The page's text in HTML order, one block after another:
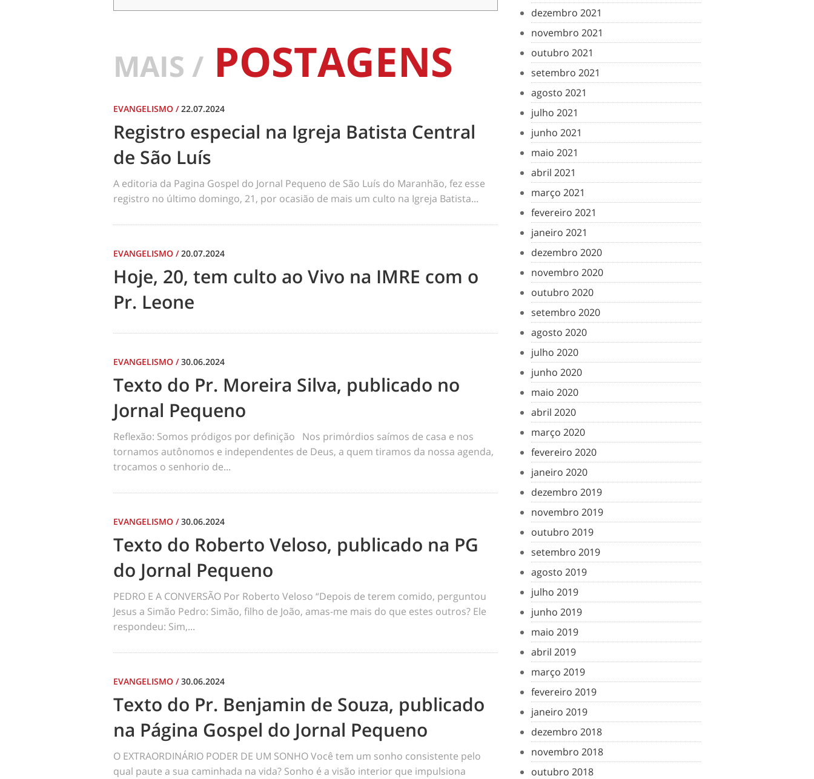
MAIS / POSTAGENS
EVANGELISMO /22.07.2024
Registro especial na Igreja Batista Central
de São Luís
A editoria da Pagina Gospel do Jornal Pequeno de São Luís do Maranhão, fez esse
registro no último domingo, 21, por ocasião de mais um culto na Igreja Batista...
EVANGELISMO /20.07.2024
Hoje, 20, tem culto ao Vivo na IMRE com o
Pr. Leone
EVANGELISMO /30.06.2024
Texto do Pr. Moreira Silva, publicado no
Jornal Pequeno
Reflexão: Somos pródigos por definição Nos primórdios saímos de casa e nos
tornamos autônomos e independentes de Deus, a quem tiramos da nossa agenda,
trocamos o senhorio de...
EVANGELISMO /30.06.2024
Texto do Roberto Veloso, publicado na PG
do Jornal Pequeno
PEDRO E A CONVERSÃO Por Roberto Veloso “Depois de terem comido, perguntou
Jesus a Simão Pedro: Simão, filho de João, amas-me mais do que estes outros? Ele
respondeu: Sim,...
EVANGELISMO /30.06.2024
Texto do Pr. Benjamin de Souza, publicado
na Página Gospel do Jornal Pequeno
O EXTRAORDINÁRIO PODER DE UM SONHO Você tem um sonho consistente pelo
qual paute a sua caminhada na vida? Sonho é a visão interior que impulsiona
dezembro 2021
novembro 2021
outubro 2021
setembro 2021
agosto 2021
julho 2021
junho 2021
maio 2021
abril 2021
março 2021
fevereiro 2021
janeiro 2021
dezembro 2020
novembro 2020
outubro 2020
setembro 2020
agosto 2020
julho 2020
junho 2020
maio 2020
abril 2020
março 2020
fevereiro 2020
janeiro 2020
dezembro 2019
novembro 2019
outubro 2019
setembro 2019
agosto 2019
julho 2019
junho 2019
maio 2019
abril 2019
março 2019
fevereiro 2019
janeiro 2019
dezembro 2018
novembro 2018
outubro 2018